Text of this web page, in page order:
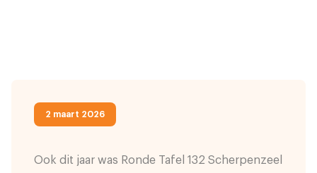
2 maart 2026
Ook dit jaar was Ronde Tafel 132 Scherpenzeel